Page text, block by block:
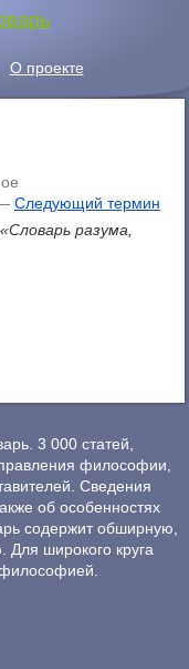
О проекте
Следующий термин
разума,
3 000 статей,
философии,
Сведения
об особенностях
содержит обширную,
широкого круга